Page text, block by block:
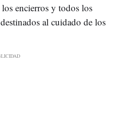
encierros y todos los
al cuidado de los